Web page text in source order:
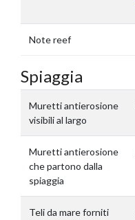
Note reef
Spiaggia
Muretti antierosione
visibili al largo
Muretti antierosione
che partono dalla
spiaggia
Teli da mare forniti